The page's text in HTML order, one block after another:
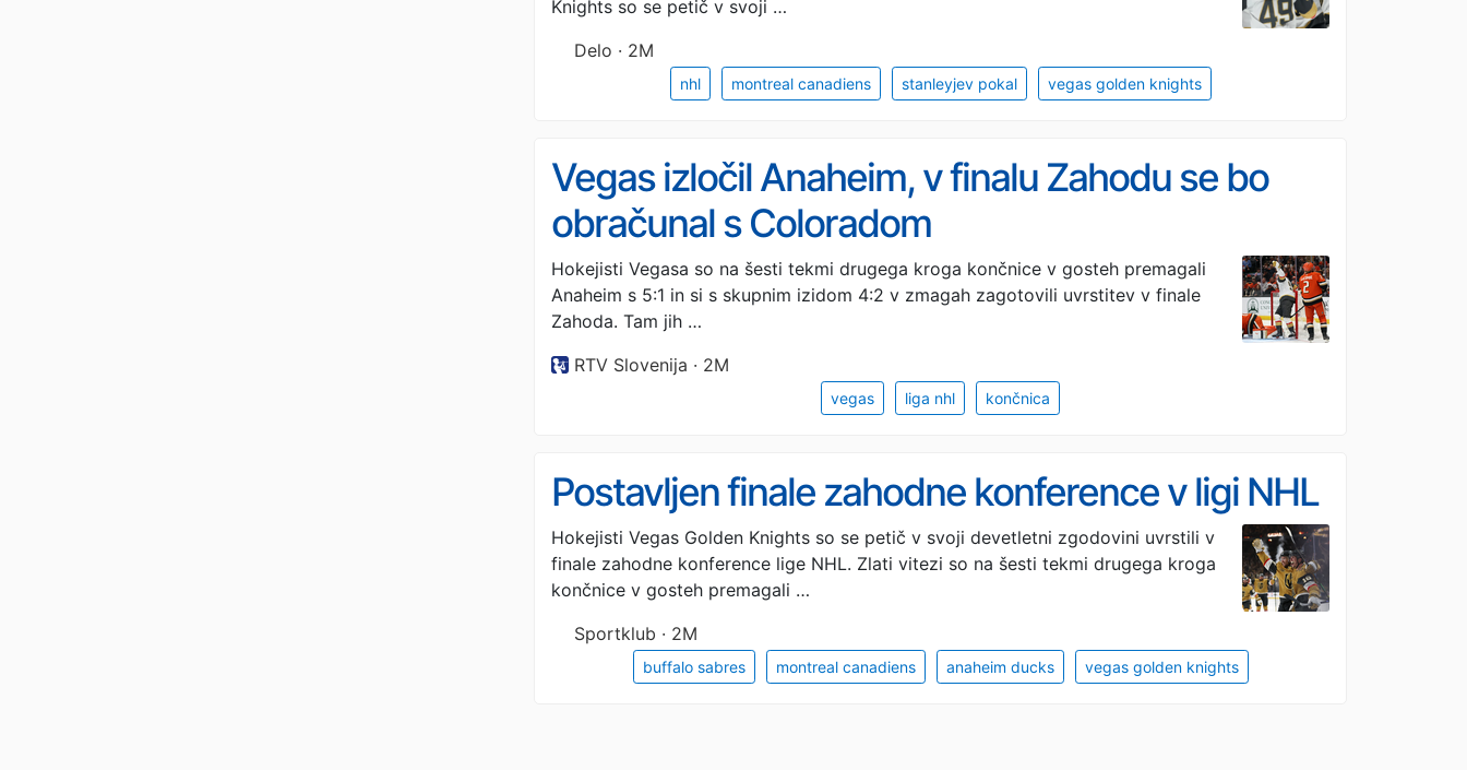
Knights so se petič v svoji …
Delo · 2M
nhl montreal canadiens stanleyjev pokal vegas golden knights
Vegas izločil Anaheim, v finalu Zahodu se bo
obračunal s Coloradom
Hokejisti Vegasa so na šesti tekmi drugega kroga končnice v gosteh premagali
Anaheim s 5:1 in si s skupnim izidom 4:2 v zmagah zagotovili uvrstitev v finale
Zahoda. Tam jih …
RTV Slovenija · 2M
vegas liga nhl končnica
Postavljen finale zahodne konference v ligi NHL
Hokejisti Vegas Golden Knights so se petič v svoji devetletni zgodovini uvrstili v
finale zahodne konference lige NHL. Zlati vitezi so na šesti tekmi drugega kroga
končnice v gosteh premagali …
Sportklub · 2M
buffalo sabres montreal canadiens anaheim ducks vegas golden knights